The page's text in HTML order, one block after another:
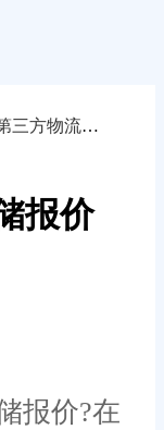
方物流仓储报价
报价
报价?在